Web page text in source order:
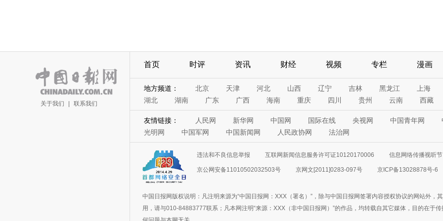
关于我们 | 联系我们
首页 时评 资讯 财经 视频 专栏 漫画
地方频道： 北京 天津 河北 山西 辽宁 吉林 黑龙江
上海
湖北
湖南 广东 广西 海南 重庆 四川 贵州 云南 西藏
友情链接： 人民网 新华网 中国网 国际在线 央视网 中国青年网
光明网
中国军网 中国新闻网 人民政协网 法治网
违法和不良信息举报 互联网新闻信息服务许可证10120170006 信息网络传播视听
京公网安备11010502032503号 京网文[2011]0283-097号 京ICP备13028878号-6
中国日报网版权说明：凡注明来源为“中国日报网：XXX（署名）”，除与中国日报网签署内容授权协议的网站外
用，请与010-84883777联系；凡本网注明“来源：XXX（非中国日报网）”的作品，均转载自其它媒体，目的在于